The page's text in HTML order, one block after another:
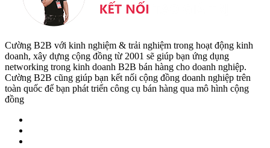
Cường B2B với kinh nghiệm & trải nghiệm trong hoạt động kinh
doanh, xây dựng cộng đồng từ 2001 sẽ giúp bạn ứng dụng
networking trong kinh doanh B2B bán hàng cho doanh nghiệp.
Cường B2B cũng giúp bạn kết nối cộng đồng doanh nghiệp trên
toàn quốc để bạn phát triển công cụ bán hàng qua mô hình cộng
đồng